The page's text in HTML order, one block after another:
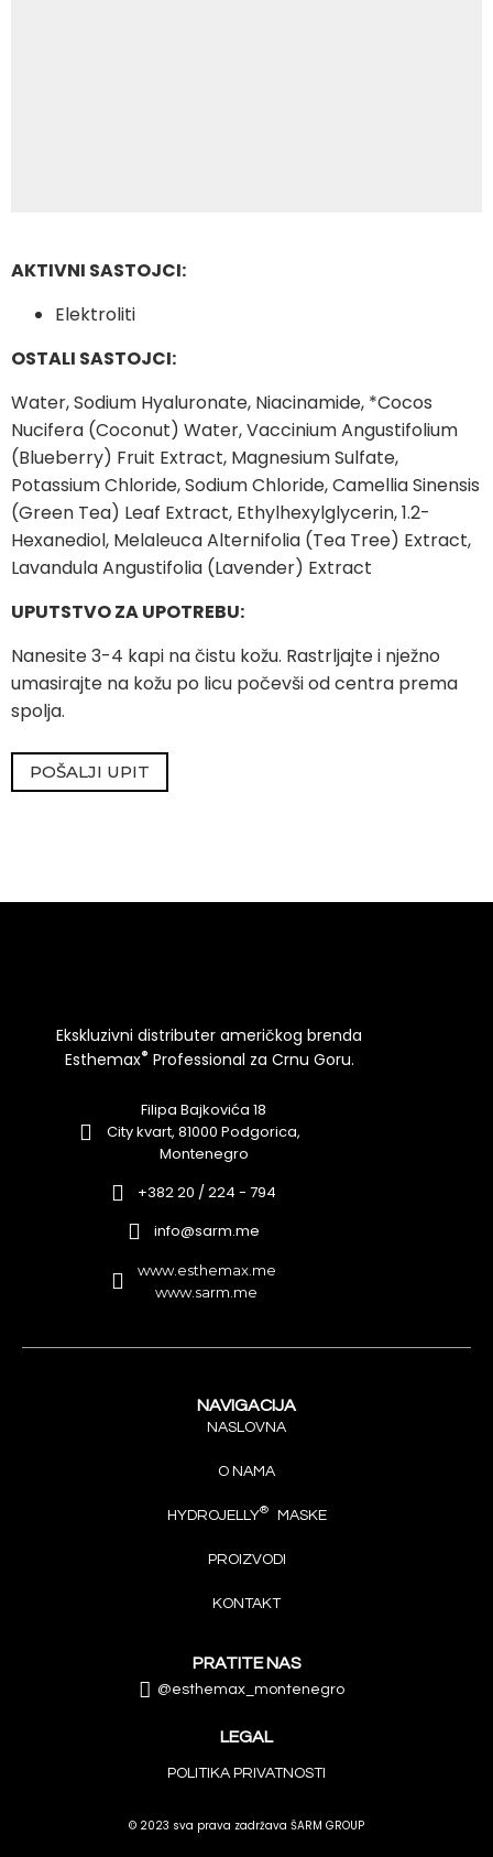
AKTIVNI SASTOJCI:
Elektroliti
OSTALI SASTOJCI:
Water, Sodium Hyaluronate, Niacinamide, *Cocos
Nucifera (Coconut) Water, Vaccinium Angustifolium
(Blueberry) Fruit Extract, Magnesium Sulfate,
Potassium Chloride, Sodium Chloride, Camellia Sinensis
(Green Tea) Leaf Extract, Ethylhexylglycerin, 1.2-
Hexanediol, Melaleuca Alternifolia (Tea Tree) Extract,
Lavandula Angustifolia (Lavender) Extract
UPUTSTVO ZA UPOTREBU:
Nanesite 3-4 kapi na čistu kožu. Rastrljajte i nježno
umasirajte na kožu po licu počevši od centra prema
spolja.
POŠALJI UPIT
Ekskluzivni distributer američkog brenda
Esthemax® Professional za Crnu Goru.
Filipa Bajkovića 18
City kvart, 81000 Podgorica,
Montenegro
+382 20 / 224 - 794
info@sarm.me
www.esthemax.me
www.sarm.me
NAVIGACIJA
NASLOVNA
O NAMA
HYDROJELLY® MASKE
PROIZVODI
KONTAKT
PRATITE NAS
@esthemax_montenegro
LEGAL
POLITIKA PRIVATNOSTI
© 2023 sva prava zadržava ŠARM GROUP